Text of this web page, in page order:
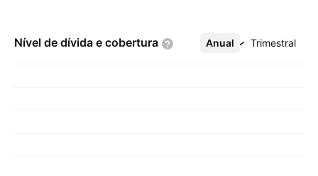
Nível de dívida e cobertura Anual Trimestral
Mais